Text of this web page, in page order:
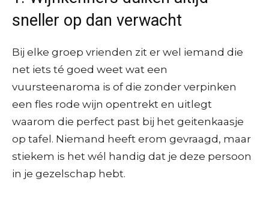
sneller op dan verwacht
Bij elke groep vrienden zit er wel iemand die
net iets té goed weet wat een
vuursteenaroma is of die zonder verpinken
een fles rode wijn opentrekt en uitlegt
waarom die perfect past bij het geitenkaasje
op tafel. Niemand heeft erom gevraagd, maar
stiekem is het wél handig dat je deze persoon
in je gezelschap hebt.